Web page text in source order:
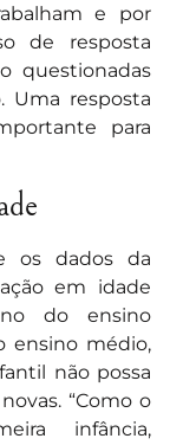
e por
de resposta
questionadas
Uma resposta
para
os dados da
em idade
do ensino
ensino médio,
não possa
“Como o
infância,